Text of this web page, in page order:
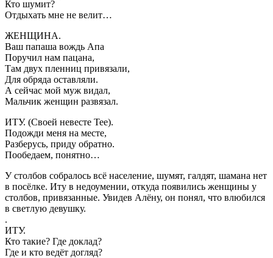
Кто шумит?
Отдыхать мне не велит…
ЖЕНЩИНА.
Ваш папаша вождь Апа
Поручил нам пацана,
Там двух пленниц привязали,
Для обряда оставляли.
А сейчас мой муж видал,
Мальчик женщин развязал.
ИТУ. (Своей невесте Тее).
Подожди меня на месте,
Разберусь, приду обратно.
Пообедаем, понятно…
У столбов собралось всё население, шумят, галдят, шамана нет
в посёлке. Иту в недоумении, откуда появились женщины у
столбов, привязанные. Увидев Алёну, он понял, что влюбился
в светлую девушку.
.
ИТУ.
Кто такие? Где доклад?
Где и кто ведёт догляд?